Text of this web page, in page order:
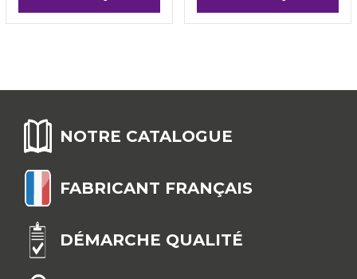
NOTRE CATALOGUE
FABRICANT FRANÇAIS
DÉMARCHE QUALITÉ